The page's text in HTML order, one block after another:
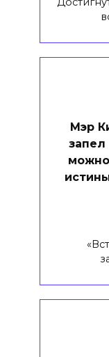
Мэр
запел